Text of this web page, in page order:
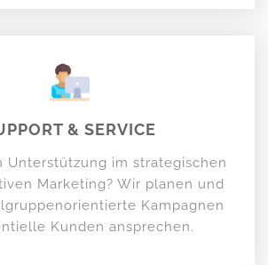
& SERVICE
Unterstützung im strategischen
Marketing? Wir planen und
Kampagnen
Kunden ansprechen.